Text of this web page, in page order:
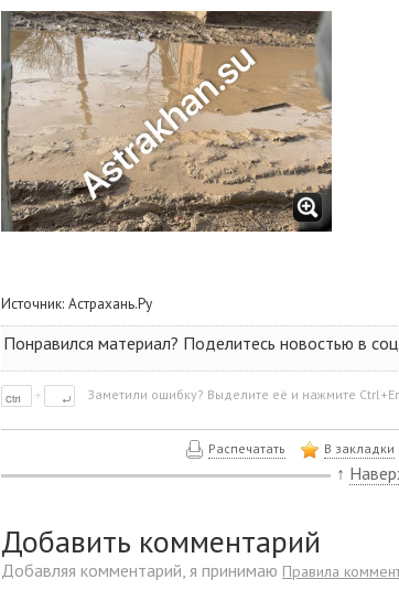
Источник: Астрахань.Ру
Понравился материал? Поделитесь новостью в
Заметили ошибку? Выделите её и нажмите
Распечатать В закладки
↑
Добавить комментарий
Добавляя комментарий, я принимаю Правила